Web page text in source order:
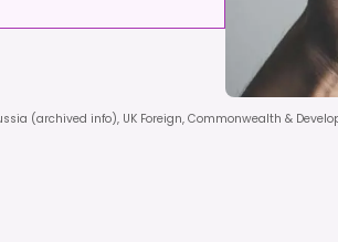
(archived info), UK Foreign, Commonwealth &